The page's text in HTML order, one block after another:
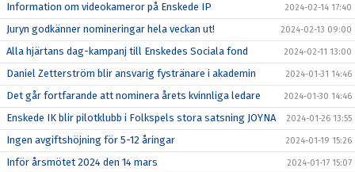
Information om videokameror på Enskede IP 2024-02-14 17:40
Juryn godkänner nomineringar hela veckan ut! 2024-02-13 09:00
Alla hjärtans dag-kampanj till Enskedes Sociala fond 2024-02-11 13:00
Daniel Zetterström blir ansvarig fystränare i akademin 2024-01-31 14:46
Det går fortfarande att nominera årets kvinnliga ledare 2024-01-30 14:46
Enskede IK blir pilotklubb i Folkspels stora satsning JOYNA 2024-01-26 13:55
Ingen avgiftshöjning för 5-12 åringar 2024-01-19 15:26
Inför årsmötet 2024 den 14 mars 2024-01-17 15:07